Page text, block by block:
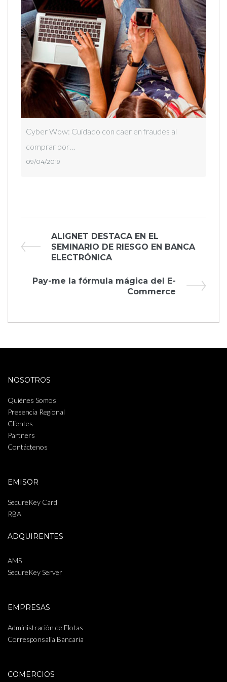
Cyber Wow: Cuidado con caer en fraudes al
comprar por…
09/04/2019
Navegación
entradas
Previous
Post
ALIGNET DESTACA EN EL
SEMINARIO DE RIESGO EN BANCA
ELECTRÓNICA
Next
Pay-me la fórmula mágica del E-
Commerce
NOSOTROS
Quiénes Somos
Presencia Regional
Clientes
Partners
Contáctenos
EMISOR
SecureKey Card
RBA
ADQUIRENTES
AMS
SecureKey Server
EMPRESAS
Administración de Flotas
Corresponsalía Bancaria
COMERCIOS